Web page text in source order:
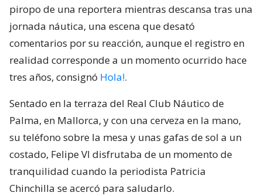
piropo de una reportera mientras descansa tras una
jornada náutica, una escena que desató
comentarios por su reacción, aunque el registro en
realidad corresponde a un momento ocurrido hace
tres años, consignó Hola!.
Sentado en la terraza del Real Club Náutico de
Palma, en Mallorca, y con una cerveza en la mano,
su teléfono sobre la mesa y unas gafas de sol a un
costado, Felipe VI disfrutaba de un momento de
tranquilidad cuando la periodista Patricia
Chinchilla se acercó para saludarlo.